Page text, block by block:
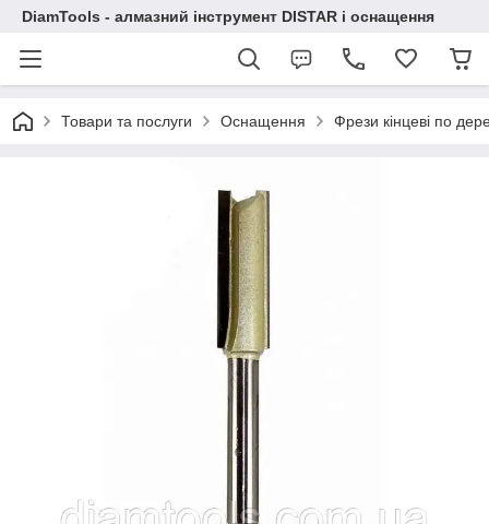
DiamTools - алмазний інструмент DISTAR і оснащення
Товари та послуги Оснащення Фрези кінцеві по